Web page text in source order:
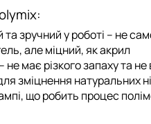
зручний у роботі – не
але міцний, як акрил
– не має різкого запаху та
зміцнення натуральних
, що робить процес